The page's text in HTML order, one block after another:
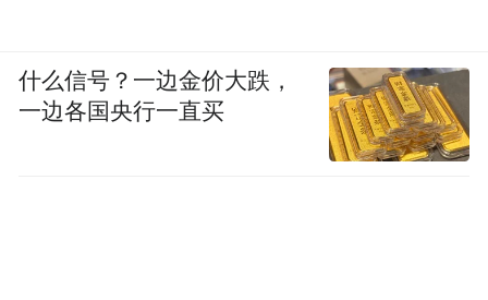
什么信号？一边金价大跌，
一边各国央行一直买